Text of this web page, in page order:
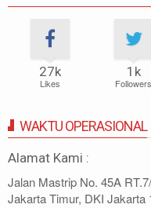
27k
Likes
1k
Followers
WAKTU OPERASIONAL
Alamat Kami :
Jalan Mastrip No. 45A
Jakarta Timur, DKI Jakarta